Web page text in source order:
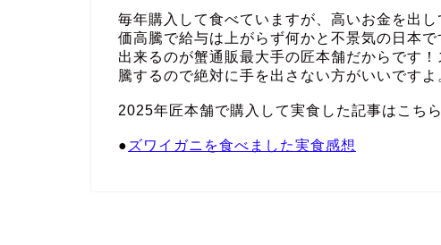
毎年購入して食べていますが、高いお金を出
価高騰で給与は上がらず何かと不景気の日本
出来るのが蟹通販最大手の匠本舗だからです
騰するので絶対に手を出さない方がいいですよ
2025年匠本舗で購入して実食した記事はこちら
● ズワイガニを食べました実食感想